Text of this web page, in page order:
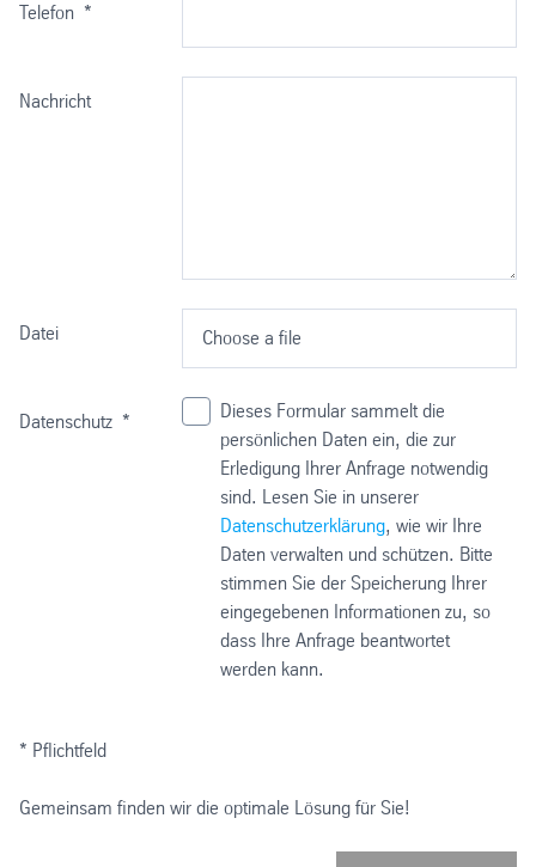
Telefon *
Nachricht
Datei Choose a file
Datenschutz *
Dieses Formular sammelt die
persönlichen Daten ein, die zur
Erledigung Ihrer Anfrage notwendig
sind. Lesen Sie in unserer
Datenschutzerklärung, wie wir Ihre
Daten verwalten und schützen. Bitte
stimmen Sie der Speicherung Ihrer
eingegebenen Informationen zu, so
dass Ihre Anfrage beantwortet
werden kann.
* Pflichtfeld
Gemeinsam finden wir die optimale Lösung für Sie!